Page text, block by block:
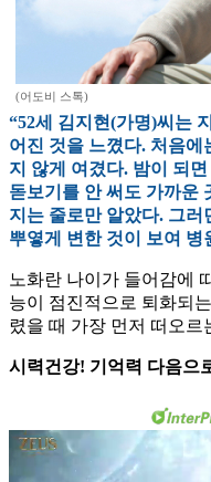
(어도비 스톡)
“52세 김지현(가명)씨는
어진 것을 느꼈다. 처음
지 않게 여겼다. 밤이 되
돋보기를 안 써도 가까운
지는 줄로만 알았다. 그러
뿌옇게 변한 것이 보여 병
노화란 나이가 들어감에
능이 점진적으로 퇴화되
렸을 때 가장 먼저 떠오르
시력건강! 기억력 다음으